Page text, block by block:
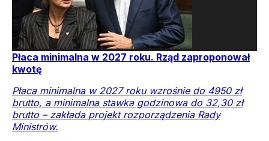
Płaca minimalna w 2027 roku. Rząd zaproponował
kwotę
Płaca minimalna w 2027 roku wzrośnie do 4950 zł
brutto, a minimalna stawka godzinowa do 32,30 zł
brutto – zakłada projekt rozporządzenia Rady
Ministrów.